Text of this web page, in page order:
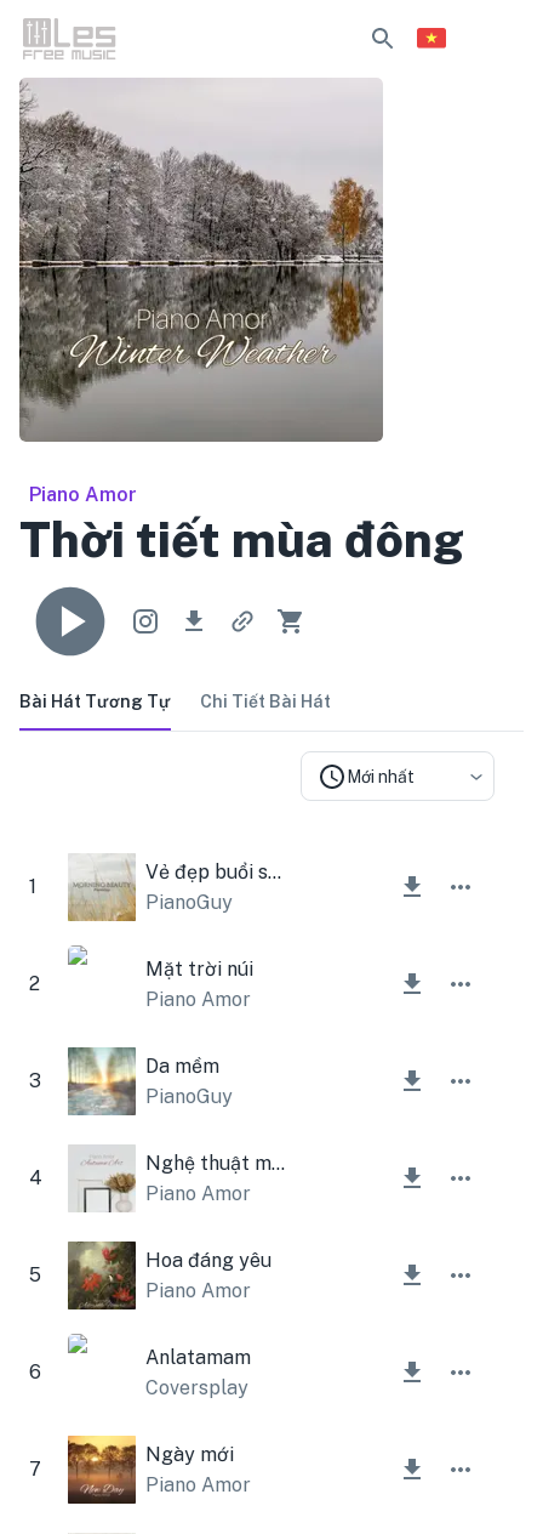
Piano Amor
Thời tiết mùa đông
Bài Hát Tương Tự Chi Tiết Bài Hát
Mới nhất
1
Vẻ đẹp buổi sáng
PianoGuy
2
Mặt trời núi
Piano Amor
3
Da mềm
PianoGuy
4
Nghệ thuật mùa thu
Piano Amor
5
Hoa đáng yêu
Piano Amor
6
Anlatamam
Coversplay
7
Ngày mới
Piano Amor